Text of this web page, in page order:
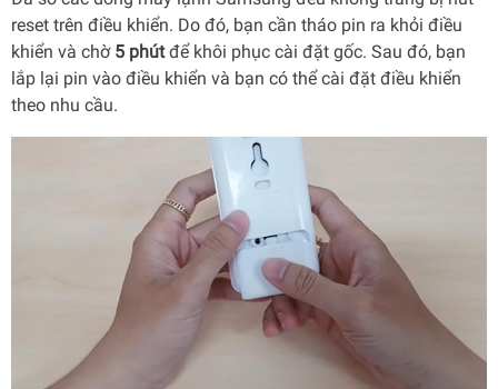
reset trên điều khiển. Do đó, bạn cần tháo pin ra khỏi điều
khiển và chờ5 phútđể khôi phục cài đặt gốc. Sau đó, bạn
lắp lại pin vào điều khiển và bạn có thể cài đặt điều khiển
theo nhu cầu.